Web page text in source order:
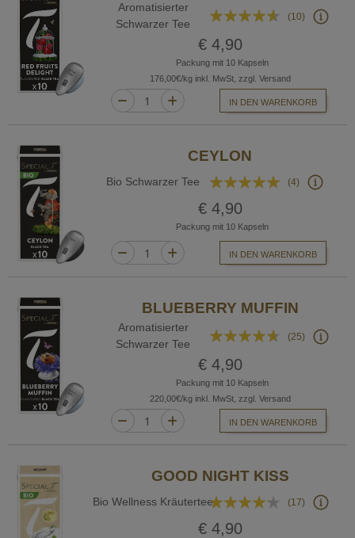
Aromatisierter
Schwarzer Tee
Bewertung:
(10)
€ 4,90
Packung mit 10 Kapseln
176,00€/kg inkl. MwSt, zzgl. Versand
IN DEN WARENKORB
CEYLON
Bio Schwarzer Tee
Bewertung:
95%
(4)
€ 4,90
Packung mit 10 Kapseln
IN DEN WARENKORB
BLUEBERRY MUFFIN
Aromatisierter
Schwarzer Tee
Bewertung:
(25)
€ 4,90
Packung mit 10 Kapseln
220,00€/kg inkl. MwSt, zzgl. Versand
IN DEN WARENKORB
GOOD NIGHT KISS
Bio Wellness KräuterteeBewertung:
80%
(17)
€ 4,90